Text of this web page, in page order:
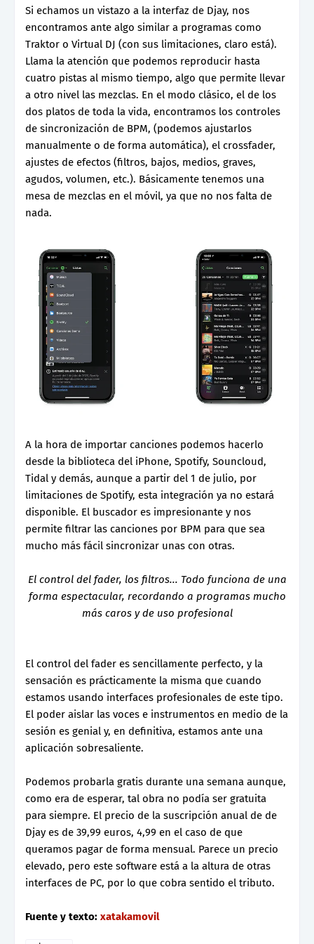
Si echamos un vistazo a la interfaz de Djay, nos
encontramos ante algo similar a programas como
Traktor o Virtual DJ (con sus limitaciones, claro está).
Llama la atención que podemos reproducir hasta
cuatro pistas al mismo tiempo, algo que permite llevar
a otro nivel las mezclas. En el modo clásico, el de los
dos platos de toda la vida, encontramos los controles
de sincronización de BPM, (podemos ajustarlos
manualmente o de forma automática), el crossfader,
ajustes de efectos (filtros, bajos, medios, graves,
agudos, volumen, etc.). Básicamente tenemos una
mesa de mezclas en el móvil, ya que no nos falta de
nada.
A la hora de importar canciones podemos hacerlo
desde la biblioteca del iPhone, Spotify, Souncloud,
Tidal y demás, aunque a partir del 1 de julio, por
limitaciones de Spotify, esta integración ya no estará
disponible. El buscador es impresionante y nos
permite filtrar las canciones por BPM para que sea
mucho más fácil sincronizar unas con otras.
El control del fader, los filtros... Todo funciona de una
forma espectacular, recordando a programas mucho
más caros y de uso profesional
El control del fader es sencillamente perfecto, y la
sensación es prácticamente la misma que cuando
estamos usando interfaces profesionales de este tipo.
El poder aislar las voces e instrumentos en medio de la
sesión es genial y, en definitiva, estamos ante una
aplicación sobresaliente.
Podemos probarla gratis durante una semana aunque,
como era de esperar, tal obra no podía ser gratuita
para siempre. El precio de la suscripción anual de de
Djay es de 39,99 euros, 4,99 en el caso de que
queramos pagar de forma mensual. Parece un precio
elevado, pero este software está a la altura de otras
interfaces de PC, por lo que cobra sentido el tributo.
Fuente y texto: xatakamovil